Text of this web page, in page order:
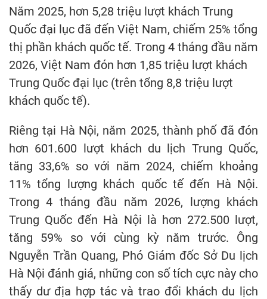
Năm 2025, hơn 5,28 triệu lượt khách Trung
Quốc đại lục đã đến Việt Nam, chiếm 25% tổng
thị phần khách quốc tế. Trong 4 tháng đầu năm
2026, Việt Nam đón hơn 1,85 triệu lượt khách
Trung Quốc đại lục (trên tổng 8,8 triệu lượt
khách quốc tế).
Riêng tại Hà Nội, năm 2025, thành phố đã đón
hơn 601.600 lượt khách du lịch Trung Quốc,
tăng 33,6% so với năm 2024, chiếm khoảng
11% tổng lượng khách quốc tế đến Hà Nội.
Trong 4 tháng đầu năm 2026, lượng khách
Trung Quốc đến Hà Nội là hơn 272.500 lượt,
tăng 59% so với cùng kỳ năm trước. Ông
Nguyễn Trần Quang, Phó Giám đốc Sở Du lịch
Hà Nội đánh giá, những con số tích cực này cho
thấy dư địa hợp tác và trao đổi khách du lịch